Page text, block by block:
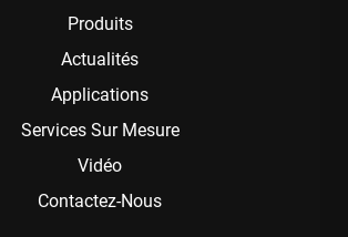
Produits
Actualités
Applications
Services Sur Mesure
Vidéo
Contactez-Nous